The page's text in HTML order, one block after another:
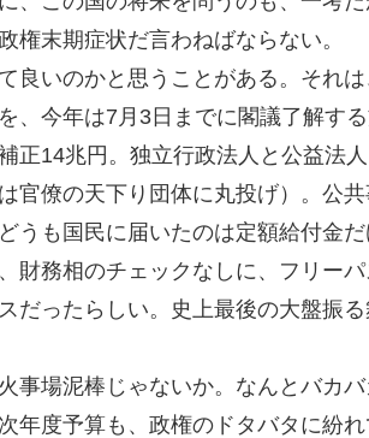
権末期症状だ言わねばならない。
良いのかと思うことがある。それ
、今年は7月3日までに閣議了解す
正14兆円。独立行政法人と公益法
官僚の天下り団体に丸投げ）。公
うも国民に届いたのは定額給付金
財務相のチェックなしに、フリー
だったらしい。史上最後の大盤振
事場泥棒じゃないか。なんとバカバ
年度予算も、政権のドタバタに紛